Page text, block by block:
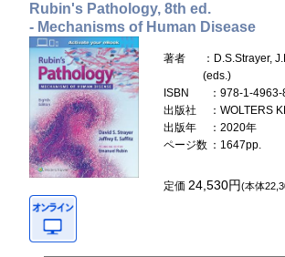
Rubin's Pathology, 8th ed.
- Mechanisms of Human Disease
著者
：D.S.Strayer,
(eds.)
ISBN
：978-1-
出版社
：WOLTERS
出版年
：2020年
ページ数 ：1647pp.
定価24,530円(本体